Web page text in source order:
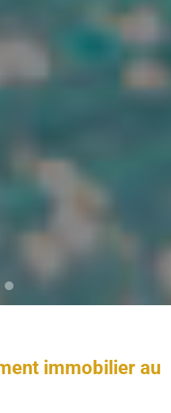
immobilier au